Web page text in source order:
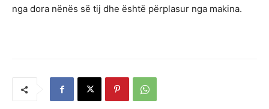
nga dora nënës së tij dhe është përplasur nga makina.